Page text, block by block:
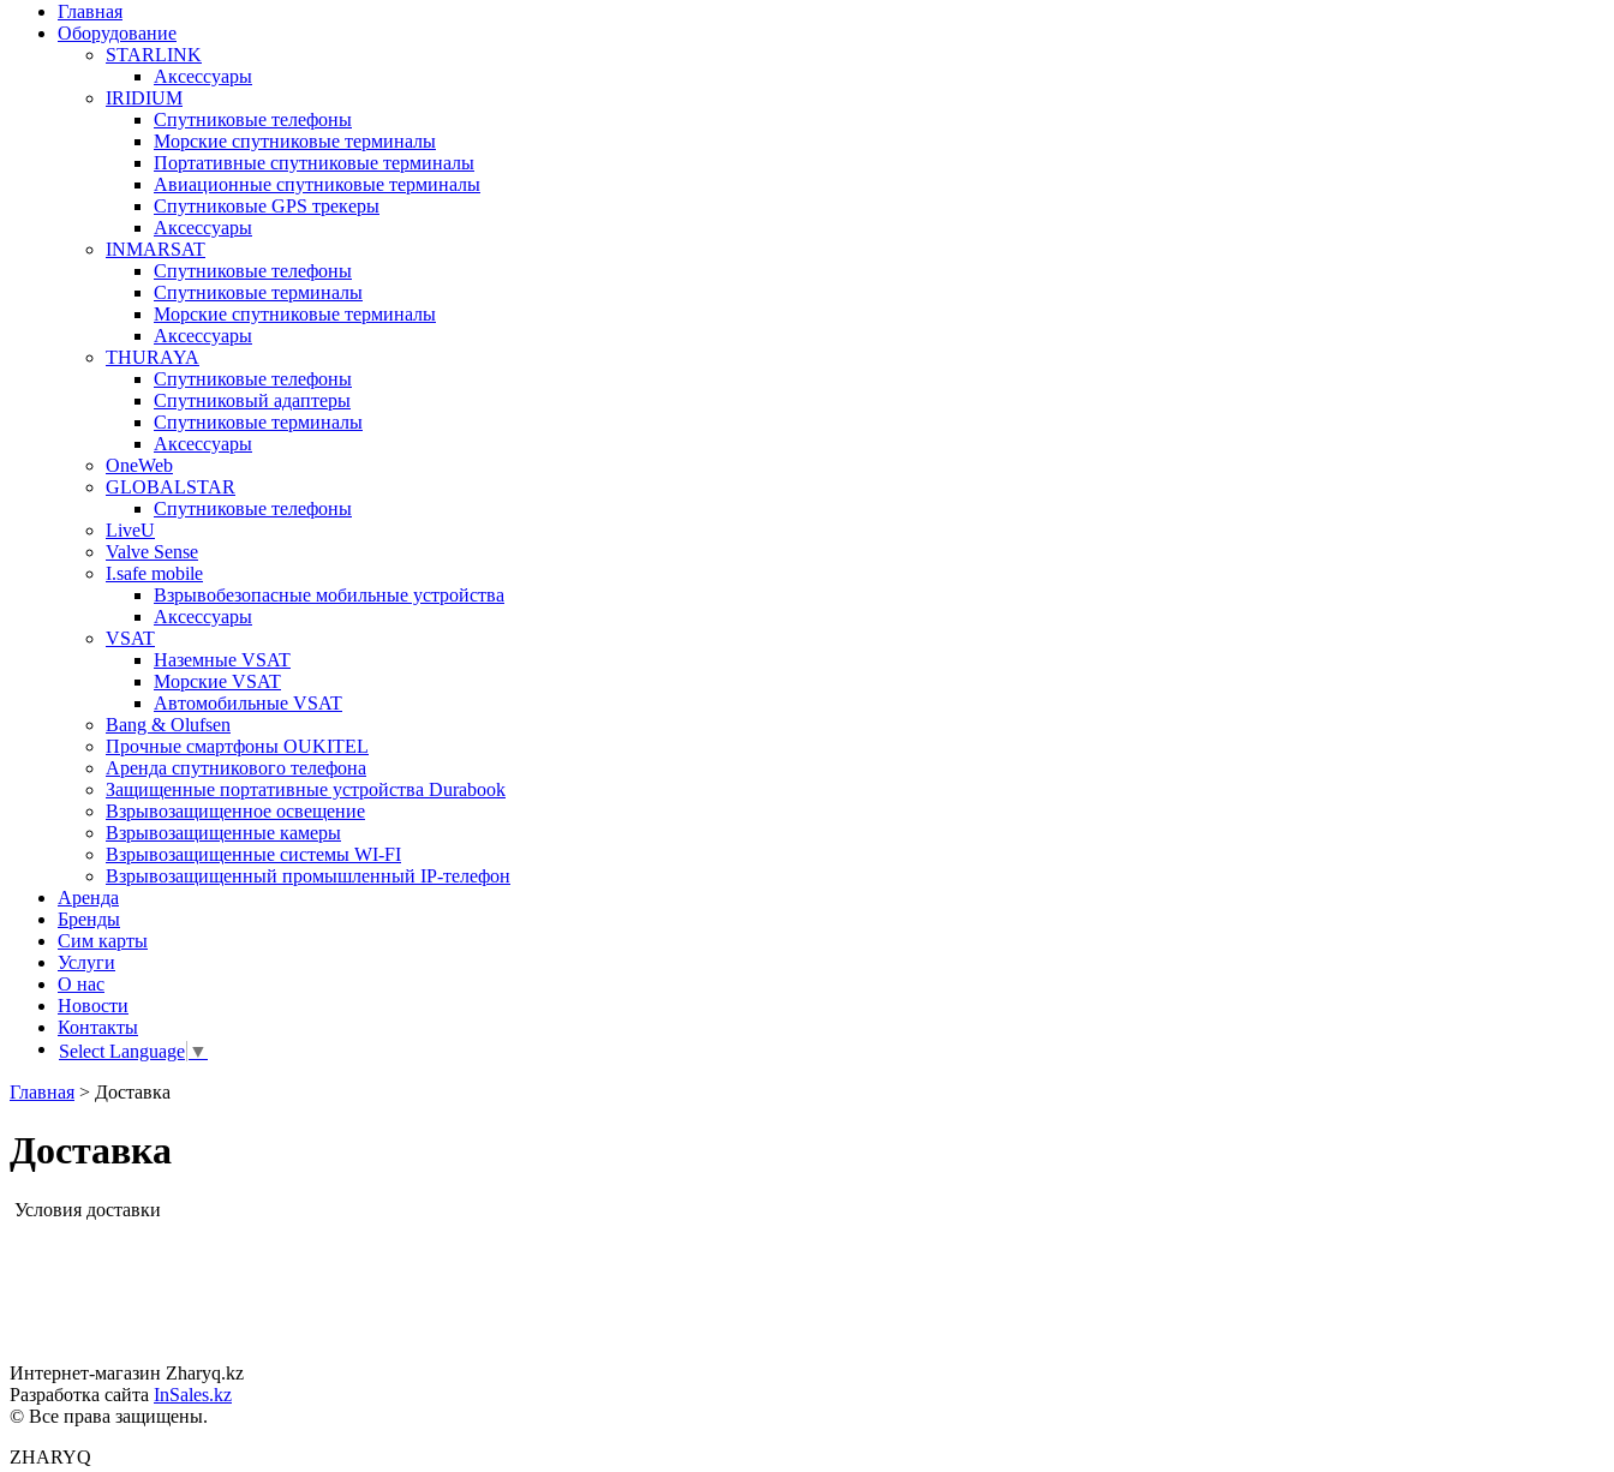
Главная
Оборудование
STARLINK
Аксессуары
IRIDIUM
Спутниковые телефоны
Морские спутниковые терминалы
Портативные спутниковые терминалы
Авиационные спутниковые терминалы
Спутниковые GPS трекеры
Аксессуары
INMARSAT
Спутниковые телефоны
Спутниковые терминалы
Морские спутниковые терминалы
Аксессуары
THURAYA
Спутниковые телефоны
Спутниковый адаптеры
Спутниковые терминалы
Аксессуары
OneWeb
GLOBALSTAR
Спутниковые телефоны
LiveU
Valve Sense
I.safe mobile
Взрывобезопасные мобильные устройства
Аксессуары
VSAT
Наземные VSAT
Морские VSAT
Автомобильные VSAT
Bang & Olufsen
Прочные смартфоны OUKITEL
Аренда спутникового телефона
Защищенные портативные устройства Durabook
Взрывозащищенное освещение
Взрывозащищенные камеры
Взрывозащищенные системы WI-FI
Взрывозащищенный промышленный IP-телефон
Аренда
Бренды
Сим карты
Услуги
О нас
Новости
Контакты
Select Language ▼
Главная > Доставка
Доставка
Условия доставки
Интернет-магазин Zharyq.kz
Разработка сайта InSales.kz
© Все права защищены.
ZHARYQ